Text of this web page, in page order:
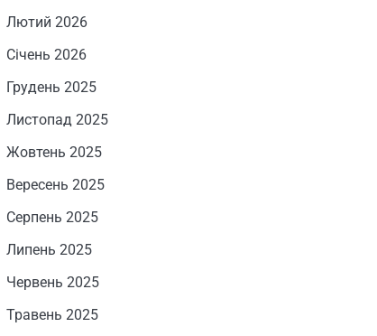
Лютий 2026
Січень 2026
Грудень 2025
Листопад 2025
Жовтень 2025
Вересень 2025
Серпень 2025
Липень 2025
Червень 2025
Травень 2025